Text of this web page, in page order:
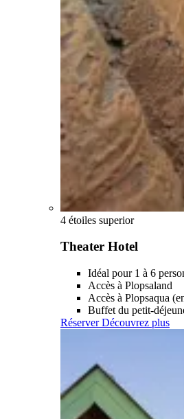
4 étoiles superior
Theater Hotel
Idéal pour 1 à 6
Accès à Plopsaland
Accès à Plopsaqua
Buffet du petit-
Réserver Découvrez plus